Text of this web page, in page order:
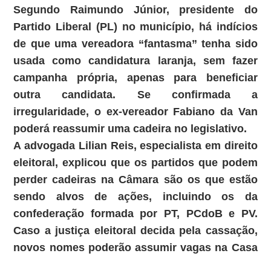
Segundo Raimundo Júnior, presidente do
Partido Liberal (PL) no município, há indícios
de que uma vereadora “fantasma” tenha sido
usada como candidatura laranja, sem fazer
campanha própria, apenas para beneficiar
outra candidata. Se confirmada a
irregularidade, o ex-vereador Fabiano da Van
poderá reassumir uma cadeira no legislativo.
A advogada Lilian Reis, especialista em direito
eleitoral, explicou que os partidos que podem
perder cadeiras na Câmara são os que estão
sendo alvos de ações, incluindo os da
confederação formada por PT, PCdoB e PV.
Caso a justiça eleitoral decida pela cassação,
novos nomes poderão assumir vagas na Casa